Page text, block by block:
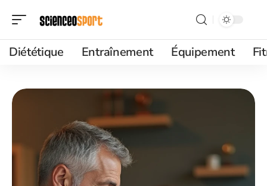
Diététique Entraînement Équipement